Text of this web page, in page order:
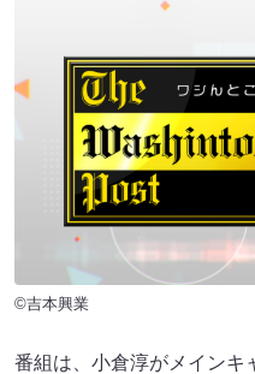
©吉本興業
番組は、小倉淳がメインキ